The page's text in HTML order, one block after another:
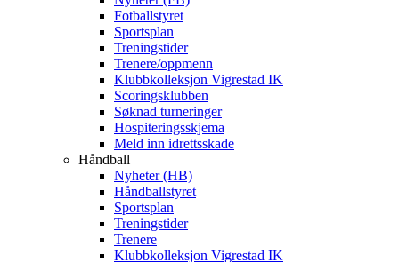
Fotballstyret
Sportsplan
Treningstider
Trenere/oppmenn
Klubbkolleksjon Vigrestad IK
Scoringsklubben
Søknad turneringer
Hospiteringsskjema
Meld inn idrettsskade
Håndball
Nyheter (HB)
Håndballstyret
Sportsplan
Treningstider
Trenere
Klubbkolleksjon Vigrestad IK